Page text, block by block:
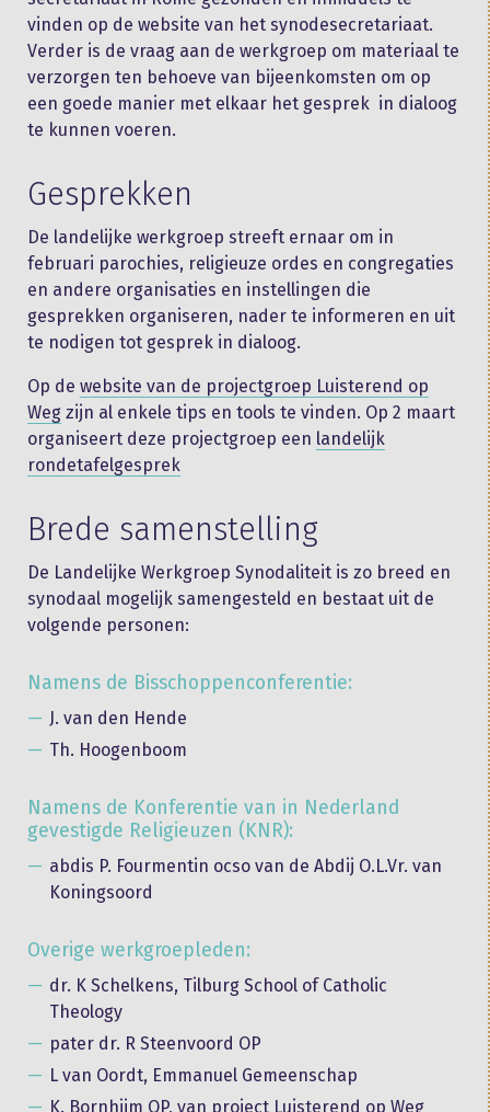
vinden op de website van het synodesecretariaat.
Verder is de vraag aan de werkgroep om materiaal te
verzorgen ten behoeve van bijeenkomsten om op
een goede manier met elkaar het gesprek in dialoog
te kunnen voeren.
Gesprekken
De landelijke werkgroep streeft ernaar om in
februari parochies, religieuze ordes en congregaties
en andere organisaties en instellingen die
gesprekken organiseren, nader te informeren en uit
te nodigen tot gesprek in dialoog.
Op de website van de projectgroep Luisterend op
Weg zijn al enkele tips en tools te vinden. Op 2 maart
organiseert deze projectgroep een landelijk
rondetafelgesprek
Brede samenstelling
De Landelijke Werkgroep Synodaliteit is zo breed en
synodaal mogelijk samengesteld en bestaat uit de
volgende personen:
Namens de Bisschoppenconferentie:
J. van den Hende
Th. Hoogenboom
Namens de Konferentie van in Nederland
gevestigde Religieuzen (KNR):
abdis P. Fourmentin ocso van de Abdij O.L.Vr. van
Koningsoord
Overige werkgroepleden:
dr. K Schelkens, Tilburg School of Catholic
Theology
pater dr. R Steenvoord OP
L van Oordt, Emmanuel Gemeenschap
K. Bornhijm OP, van project Luisterend op Weg